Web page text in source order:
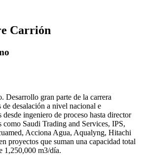
Carrión
Desarrollo gran parte de la carrera
desalación a nivel nacional e
ingeniero de proceso hasta director
como Saudi Trading and Services, IPS,
Acciona Agua, Aqualyng, Hitachi
proyectos que suman una capacidad total
1,250,000 m3/día.